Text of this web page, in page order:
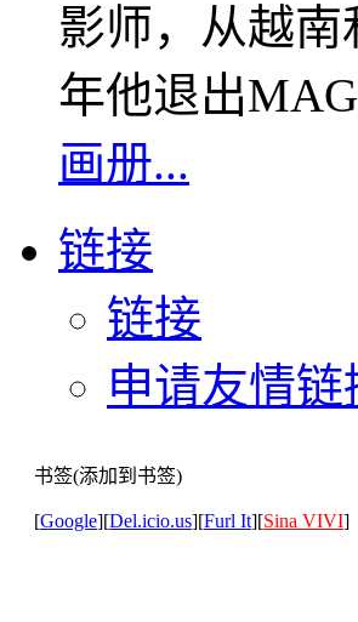
影师，从越
年他退出
画册...
链接
链接
申请友情链
书签(添加到书签)
[Google][Del.icio.us][Furl It][Sina VIVI]